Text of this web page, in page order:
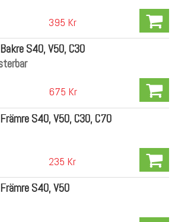
395 Kr
S40, V50, C30
675 Kr
S40, V50, C30, C70
235 Kr
S40, V50